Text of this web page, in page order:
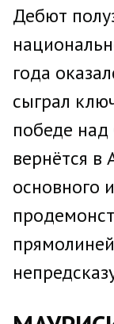
Дебют
года
сыграл
победе
вернётся в
основного